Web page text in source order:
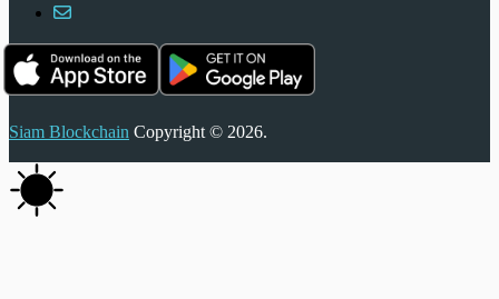
Siam Blockchain Copyright © 2026.